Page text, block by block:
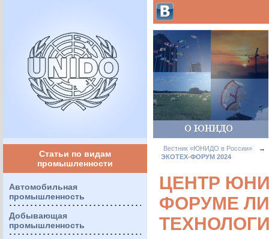
Статьи по видам
промышленности
Автомобильная
промышленность
Добывающая
промышленность
Вестник «ЮНИДО в России»
→
ЭКОТЕХ-ФОРУМ 2024
ЦЕНТР
ФОРУМЕ